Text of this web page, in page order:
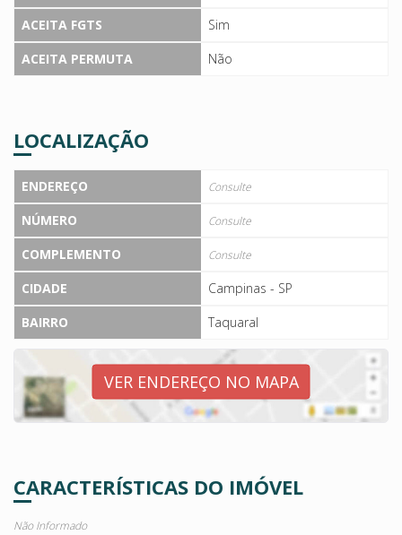
ACEITA FGTS
Sim
ACEITA PERMUTA
Não
LOCALIZAÇÃO
ENDEREÇO Consulte
NÚMERO Consulte
COMPLEMENTO Consulte
CIDADE
Campinas - SP
BAIRRO
Taquaral
VER ENDEREÇO NO MAPA
CARACTERÍSTICAS DO IMÓVEL
Não Informado